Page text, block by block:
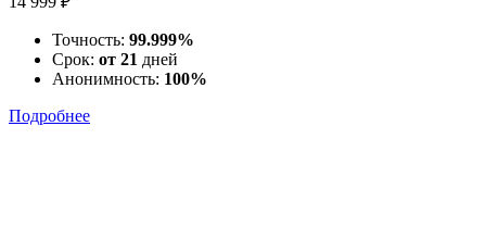
Точность: 99.999%
Срок: от 21 дней
Анонимность: 100%
Подробнее